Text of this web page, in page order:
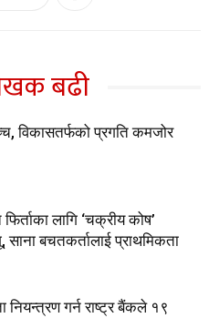
बढी
विकासतर्फको प्रगति कमजोर
लागि ‘चक्रीय कोष’
साना बचतकर्तालाई प्राथमिकता
गर्न राष्ट्र बैंकले १९